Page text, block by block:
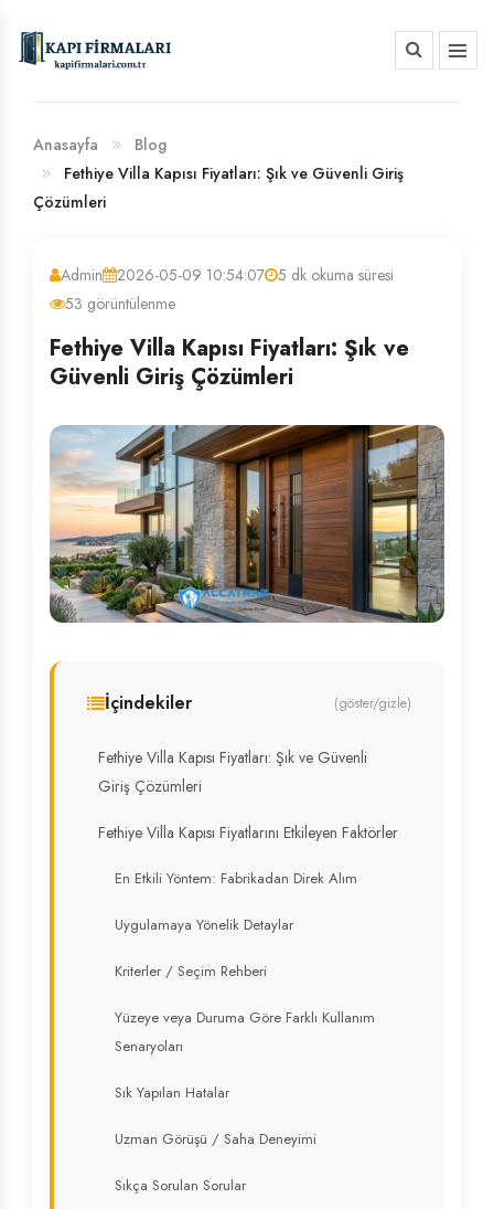
BANKA HESAP NUMARALARIMIZ
Anasayfa
Blog
Fethiye Villa Kapısı Fiyatları: Şık ve Güvenli Giriş
Çözümleri
Admin 2026-05-09 10:54:07 5 dk okuma süresi
53 görüntülenme
Fethiye Villa Kapısı Fiyatları: Şık ve
Güvenli Giriş Çözümleri
İçindekiler (göster/gizle)
Fethiye Villa Kapısı Fiyatları: Şık ve Güvenli
Giriş Çözümleri
Fethiye Villa Kapısı Fiyatlarını Etkileyen Faktörler
En Etkili Yöntem: Fabrikadan Direk Alım
Uygulamaya Yönelik Detaylar
Kriterler / Seçim Rehberi
Yüzeye veya Duruma Göre Farklı Kullanım
Senaryoları
Sık Yapılan Hatalar
Uzman Görüşü / Saha Deneyimi
Sıkça Sorulan Sorular